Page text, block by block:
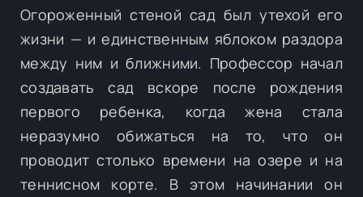
Огороженный стеной сад был утехой его
жизни — и единственным яблоком раздора
между ним и ближними. Профессор начал
создавать сад вскоре после рождения
первого ребенка, когда жена стала
неразумно обижаться на то, что он
проводит столько времени на озере и на
теннисном корте. В этом начинании он